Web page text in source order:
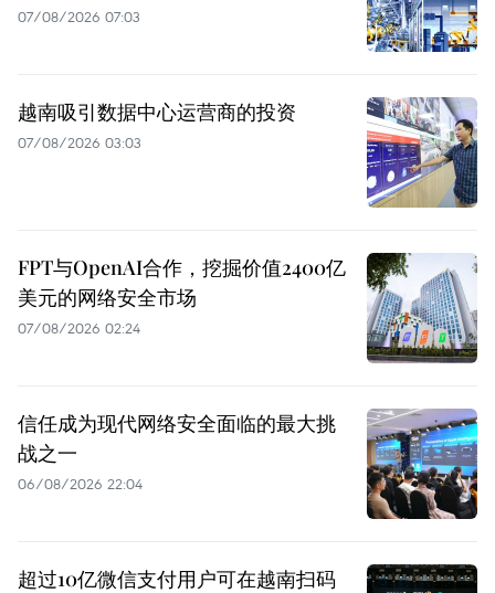
07/08/2026 07:03
越南吸引数据中心运营商的投资
07/08/2026 03:03
FPT与OpenAI合作，挖掘价值2400亿
美元的网络安全市场
07/08/2026 02:24
信任成为现代网络安全面临的最大挑
战之一
06/08/2026 22:04
超过10亿微信支付用户可在越南扫码